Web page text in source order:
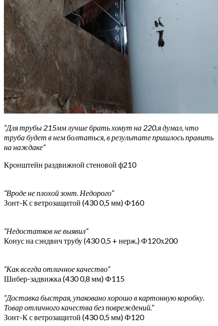
“Для трубы 215мм лучше брать хомут на 220.я думал, что
труба будет в нем болтаться, в результате пришлось править
на наждаке”
Кронштейн раздвижной стеновой ф210
“Вроде не плохой зонт. Недорого”
Зонт-К с ветрозащитой (430 0,5 мм) Ф160
“Недостатков не выявил”
Конус на сэндвич трубу (430 0,5 + нерж.) Ф120х200
“Как всегда отличное качество”
Шибер-задвижка (430 0,8 мм) Ф115
“Доставка быстрая, упаковано хорошо в картонную коробку.
Товар отличного качества без повреждений.”
Зонт-К с ветрозащитой (430 0,5 мм) Ф120